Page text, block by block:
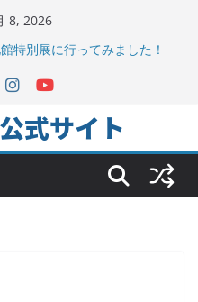
8, 2026
特別展に行ってみました！
バ分室「食と居場所の学習
ワードは「水と緑と風」
式サイト